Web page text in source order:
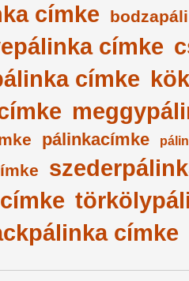
címke
címke
címke
pálinkacímke
címke